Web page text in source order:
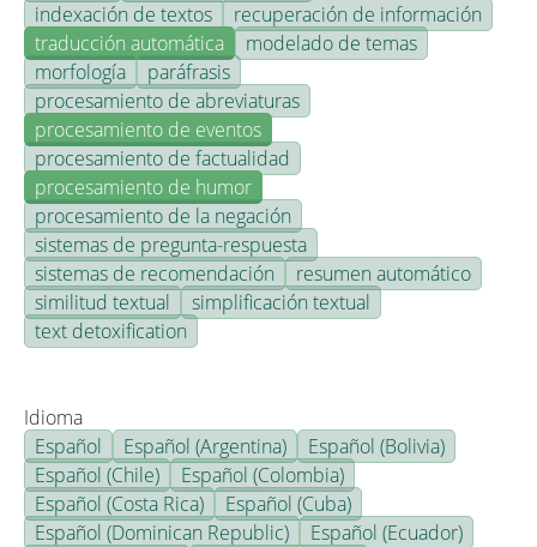
indexación de textos
recuperación de información
traducción automática
modelado de temas
morfología
paráfrasis
procesamiento de abreviaturas
procesamiento de eventos
procesamiento de factualidad
procesamiento de humor
procesamiento de la negación
sistemas de pregunta-respuesta
sistemas de recomendación
resumen automático
similitud textual
simplificación textual
text detoxification
Idioma
Español
Español (Argentina)
Español (Bolivia)
Español (Chile)
Español (Colombia)
Español (Costa Rica)
Español (Cuba)
Español (Dominican Republic)
Español (Ecuador)